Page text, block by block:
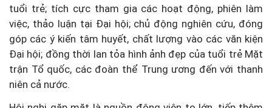
tuổi trẻ; tích cực tham gia các hoạt động, phiên làm
việc, thảo luận tại Đại hội; chủ động nghiên cứu, đóng
góp các ý kiến tâm huyết, chất lượng vào các văn kiện
Đại hội; đồng thời lan tỏa hình ảnh đẹp của tuổi trẻ Mặt
trận Tổ quốc, các đoàn thể Trung ương đến với thanh
niên cả nước.